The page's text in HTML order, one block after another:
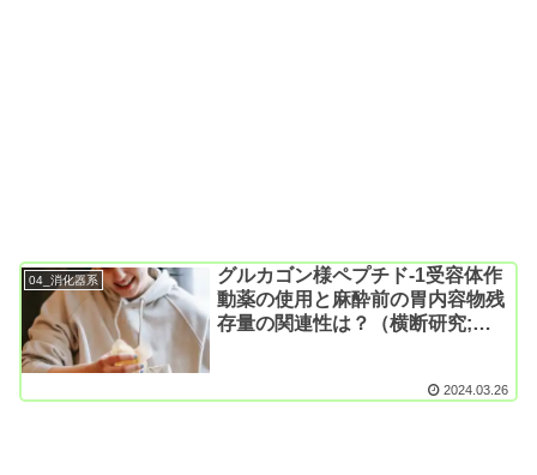
04_消化器系
グルカゴン様ペプチド-1受容体作
動薬の使用と麻酔前の胃内容物残
存量の関連性は？（横断研究;
2024.03.26